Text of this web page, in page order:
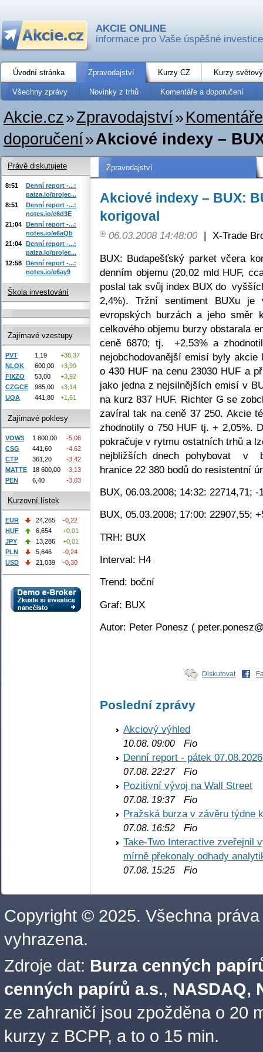
AKCIE ONLINE
informace pro Vaše úspěšné investice
Úvodní stránka Zpravodajství Kurzy CZ Kurzy
Všechny zprávy Novinky z trhů Komentáře a doporučení
Akcie.cz»Zpravodajství»
doporučení»Akciové indexy –
Zpravodajství
Akciové indexy – BUX:
korigoval
06.03.2008 14:48:00 | X-Trade
BUX: Budapešťský parket včera
denním objemu (20,02 mld HUF,
poslal tak svůj index BUX do
2,4%). Tržní sentiment BUXu
evropských burzách a jeho směr
celkového objemu burzy obstarala
ceně 6870; tj. +2,53% a
nejobchodovanější emisí byly
o 430 HUF na cenu 23030 HUF a
jako jedna z nejsilnějších emisí v
na kurz 837 HUF. Richter G se
zavíral tak na ceně 37 250. Akcie
zhodnotily o 750 HUF tj. + 2,05%.
pokračuje v rytmu ostatních trhů a
nejbližších dnech pohybovat v
hranice 22 380 bodů do resistentní
BUX, 06.03.2008; 14:32: 22714,71; -
BUX, 05.03.2008; 17:00: 22907,55;
TRH: BUX
Interval: H4
Trend: boční
Graf: BUX
Autor: Peter Ponesz (
Diskutovat
Poslední zprávy
Akciový výhled
10.08. 09:00 Fio
Denní report - pátek 07.08.2026
07.08. 22:27Fio
Pozitivní vývoj na Wall Street
07.08. 19:37Fio
Pražská burza v závěru týdne
07.08. 16:52 Fio
Take-Two Interactive zveřejnil
mírně překonaly odhady
07.08. 15:25 Fio
Právě diskutujete
8:51
Denní report -...:
paiza.io/projec...
8:51
Denní report -...:
notes.io/e6d3E
21:04 Denní report -...:
notes.io/e6aQb
21:04 Denní report -...:
paiza.io/projec...
12:58 Denní report -...:
notes.io/e6ay9
Škola investování
Zajímavé vzestupy
PVT 1,19
+38,37
NLOK
600,00
+3,99
FIXZO
53,00
+3,92
CZGCE
985,00
+3,14
UQA
441,80 +1,61
Zajímavé poklesy
VOW3 1 800,00
-5,06
CSG
441,60
-4,62
CTP
361,20
-3,42
MATTE
18 600,00
-3,13
PEN
6,40 -3,03
Kurzovní lístek
EUR 24,265
-0,22
HUF
6,654
+0,01
JPY
13,286
+0,01
PLN
5,646
-0,24
USD
21,039 -0,30
Copyright © 2025. Všechna práva
vyhrazena.
Zdroje dat: Burza cenných
cenných papírů a.s., NASDAQ,
ze zahraničí jsou zpožděna o 20
kurzy z BCPP, a to o 15 min.